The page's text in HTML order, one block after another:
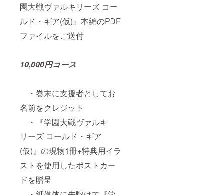
園大戦ヴァルキリーズ コー
ルド・ギア(仮)』本編のPDF
ファイルをご送付
10,000円コース
・巻末に支援者としてお
名前をクレジット
・『学園大戦ヴァルキ
リーズ コールド・ギア
(仮)』の現物1冊+特典用イラ
ストを使用したポストカー
ドを贈呈